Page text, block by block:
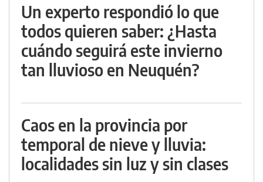
Un experto respondió lo que
todos quieren saber: ¿Hasta
cuándo seguirá este invierno
tan lluvioso en Neuquén?
Caos en la provincia por
temporal de nieve y lluvia:
localidades sin luz y sin clases